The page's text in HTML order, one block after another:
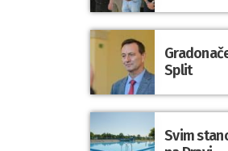
Split
Svim